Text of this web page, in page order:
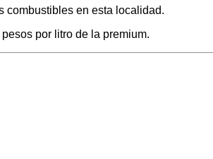
combustibles en esta localidad.
por litro de la premium.